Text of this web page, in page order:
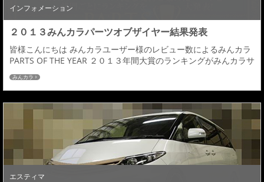
インフォメーション
２０１３みんカラパーツオブザイヤー結果発表
皆様こんにちは みんカラユーザー様のレビュー数によるみんカラ
PARTS OF THE YEAR ２０１３年間大賞のランキングがみんカラサ
イト内にて発表されました。アドミレイションではレビューを書
いていただきましたみんカラユーザー皆様のお陰でエアロパーツ
「アルファード／ヴェルファイア」 部門１位、「エスティマ」部
門１位、「エルグランド」部門１位 、「プリウスα」部門３位を
いただく事が出来ました。アル...
みんカラ
エスティマ